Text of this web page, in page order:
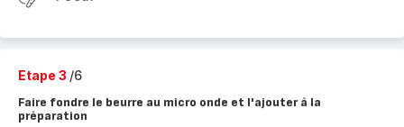
Etape 3 /6
Faire fondre le beurre au micro onde et l'ajouter à la
préparation